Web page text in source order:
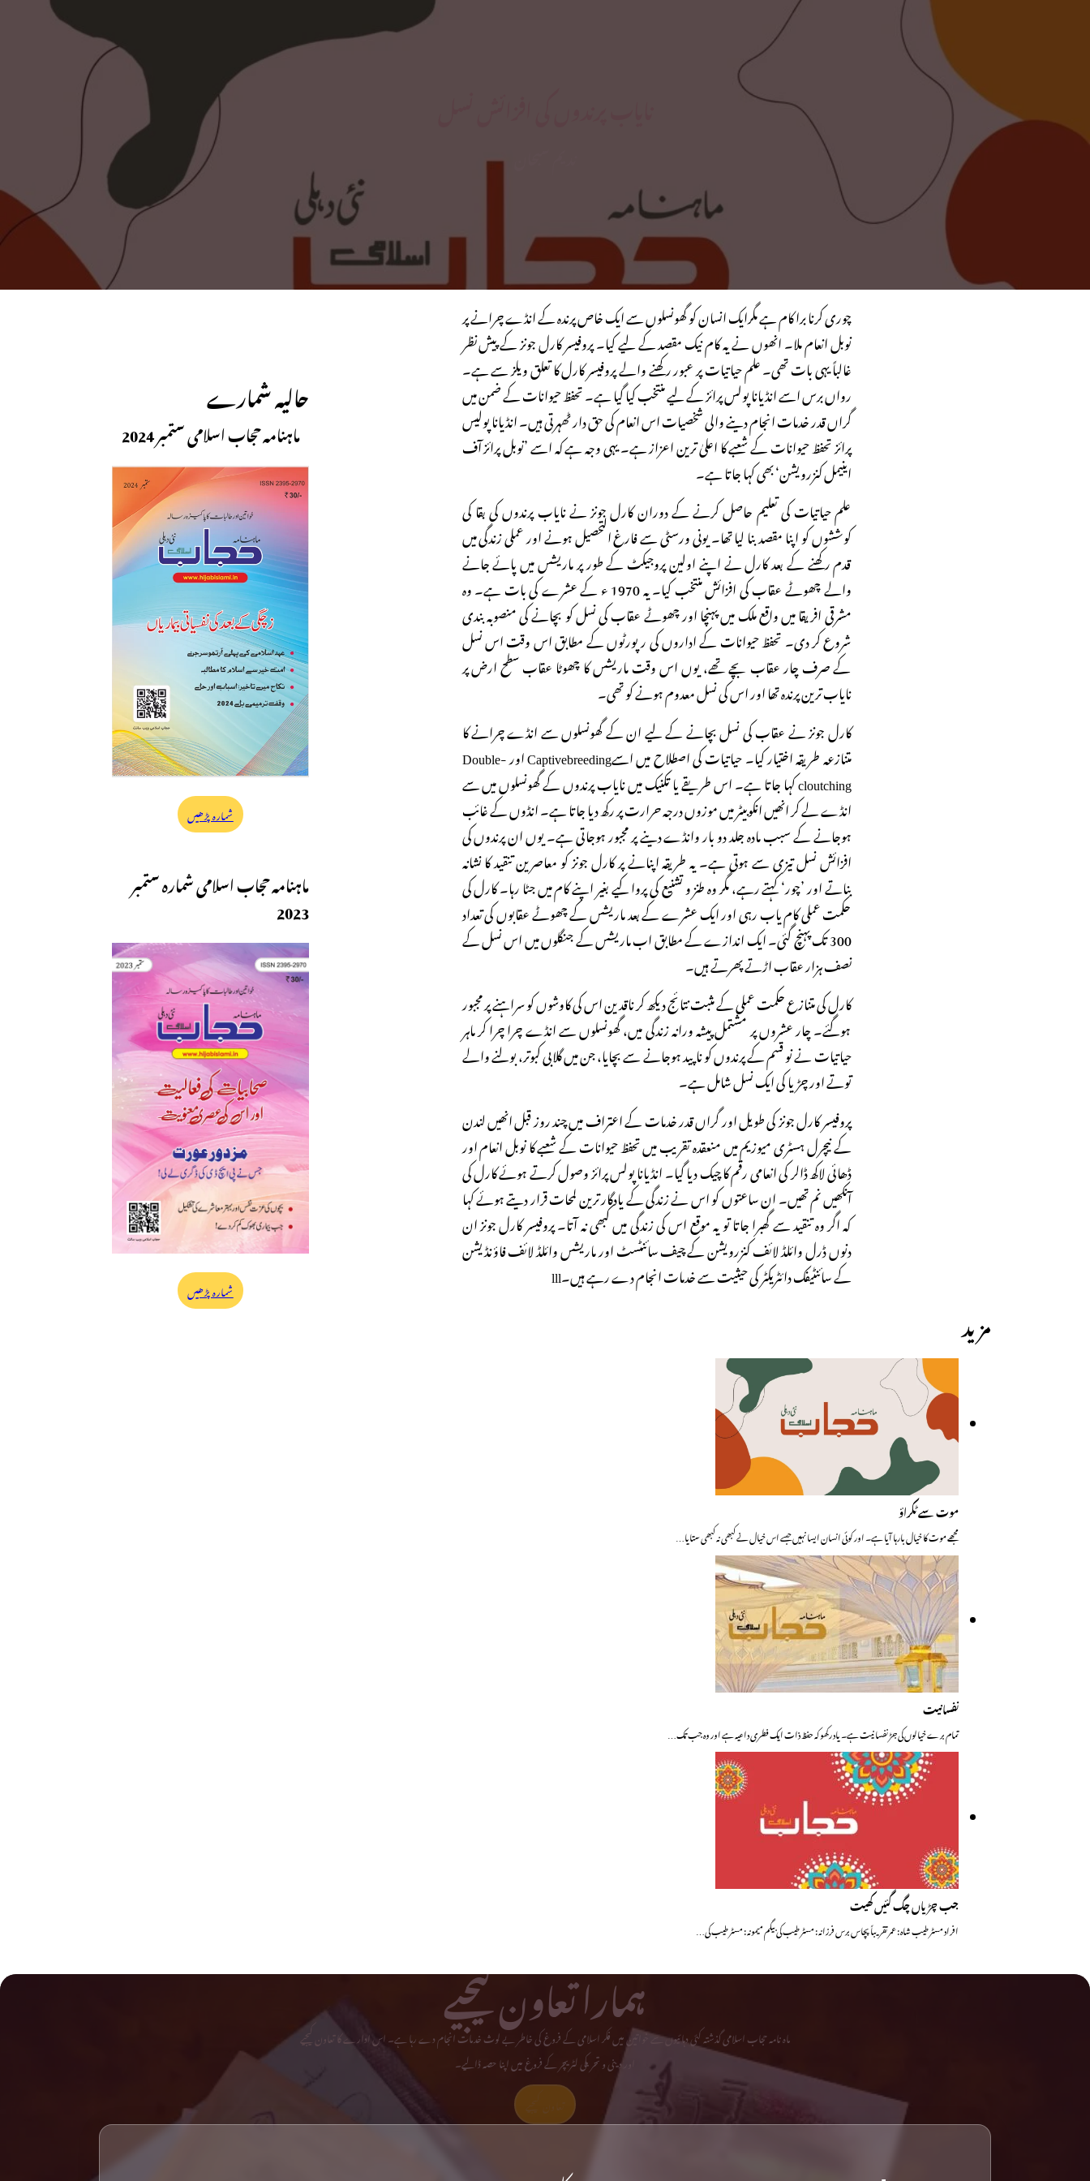
چوری کرنا برا کام ہے مگرایک انسان کو گھونسلوں سے ایک خاص پرندہ کے انڈے چرانے پر
نوبل انعام ملا۔ انھوں نے یہ کام نیک مقصد کے لیے کیا۔ پروفیسر کارل جونز کے پیش نظر
غالباً یہی بات تھی۔ علم حیاتیات پر عبور رکھنے والے پروفیسر کارل کا تعلق ویلز سے ہے۔
رواں برس اسے انڈیانا پولس پرائز کے لیے منتخب کیا گیا ہے۔ تحفظ حیوانات کے ضمن میں
گراں قدر خدمات انجام دینے والی شخصیات اس انعام کی حق دار ٹھہرتی ہیں۔ انڈیانا پولیس
پرائز تحفظ حیوانات کے شعبے کا اعلیٰ ترین اعزاز ہے۔ یہی وجہ ہے کہ اسے ’نوبل پرائز آف
اینیمل کنزرویشن‘ بھی کہا جاتا ہے۔
علم حیاتیات کی تعلیم حاصل کرنے کے دوران کارل جونز نے نایاب پرندوں کی بقا کی
کوششوں کو اپنا مقصد بنا لیا تھا۔ یونی ورسٹی سے فارغ التحصیل ہونے اور عملی زندگی میں
قدم رکھنے کے بعد کارل نے اپنے اولین پروجیکٹ کے طور پر ماریشس میں پائے جانے
والے چھوٹے عقاب کی افزائش منتخب کیا۔ یہ 1970 ء کے عشرے کی بات ہے۔ وہ
مشرقی افریقا میں واقع ملک میں پہنچا اور چھوٹے عقاب کی نسل کو بچانے کی منصوبہ بندی
شروع کر دی۔ تحفظ حیوانات کے اداروں کی رپورٹوں کے مطابق اس وقت اس نسل
کے صرف چار عقاب بچے تھے، یوں اس وقت ماریشس کا چھوٹا عقاب سطح ارض پر
نایاب ترین پرندہ تھا اور اس کی نسل معدوم ہونے کو تھی۔
کارل جونز نے عقاب کی نسل بچانے کے لیے ان کے گھونسلوں سے انڈے چرانے کا
متنازعہ طریقہ اختیار کیا۔ حیاتیات کی اصطلاح میں اسےCaptivebreeding اور Double-
cloutching کہا جاتا ہے۔ اس طریقے یا تکنیک میں نایاب پرندوں کے گھونسلوں میں سے
انڈے لے کر انھیں انکوبیٹر میں موزوں درجہ حرارت پر رکھ دیا جاتا ہے۔ انڈوں کے غائب
ہوجانے کے سبب مادہ جلد دو بار وانڈے دینے پر مجبور ہوجاتی ہے۔ یوں ان پرندوں کی
افزائش نسل تیزی سے ہوتی ہے۔ یہ طریقہ اپنانے پر کارل جونز کو معاصرین تنقید کا نشانہ
بناتے اور ’چور‘ کہتے رہے، مگر وہ طنز و تشنیع کی پروا کیے بغیر اپنے کام میں جٹا رہا۔ کارل کی
حکمت عملی کام یاب رہی اور ایک عشرے کے بعد ماریشس کے چھوٹے عقابوں کی تعداد
300 تک پہنچ گئی۔ ایک اندازے کے مطابق اب ماریشس کے جنگلوں میں اس نسل کے
نصف ہزار عقاب اڑتے پھرتے ہیں۔
کارل کی متنازع حکمت عملی کے مثبت نتائج دیکھ کر ناقدین اس کی کاوشوں کو سراہنے پر مجبور
ہوگئے۔ چار عشروں پر مشتمل پیشہ ورانہ زندگی میں، گھونسلوں سے انڈے چرا چرا کر ماہر
حیاتیات نے نو قسم کے پرندوں کو ناپید ہوجانے سے بچایا، جن میں گلابی کبوتر، بولنے والے
توتے اور چڑیا کی ایک نسل شامل ہے۔
پروفیسر کارل جونز کی طویل اور گراں قدر خدمات کے اعتراف میں چند روز قبل انھیں لندن
کے نیچرل ہسٹری میوزیم میں منعقدہ تقریب میں تحفظ حیوانات کے شعبے کا نوبل انعام اور
ڈھائی لاکھ ڈالر کی انعامی رقم کا چیک دیا گیا۔ انڈیانا پولس پرائز وصول کرتے ہوئے کارل کی
آنکھیں نم تھیں۔ ان ساعتوں کو اس نے زندگی کے یادگار ترین لمحات قرار دیتے ہوئے کہا
کہ اگر وہ تنقید سے گھبرا جاتا تو یہ موقع اس کی زندگی میں کبھی نہ آتا۔ پروفیسر کارل جونز ان
دنوں ڈرل وائلڈ لائف کنزرویشن کے چیف سائنٹسٹ اور ماریشس وائلڈ لائف فاؤنڈیشن
کے سائنٹیفک دائٹریکٹر کی حیثیت سے خدمات انجام دے رہے ہیں۔lll
مزید
موت سے ٹکراؤ
مجھے موت کا خیال بارہا آیا ہے۔ اور کوئی انسان ایسا نہیں جسے اس خیال نے کبھی نہ کبھی ستایا…
نفسانیت
تمام برے خیالوں کی جڑ نفسانیت ہے۔ یاد رکھو کہ حفظ ذات ایک فطری داعیہ ہے اور وہ جب تک…
جب چڑیاں چگ گئیں کھیت
افراد مسٹر طیب شاہ : عمر تقریباً پچاس برس فرزانہ : مسٹر طیب کی بیگم میمونہ : مسٹر طیب کی…
حالیہ شمارے
ماہنامہ حجاب اسلامی ستمبر 2024
شمارہ پڑھیں
ماہنامہ حجاب اسلامی شمارہ ستمبر
2023
شمارہ پڑھیں
ہمارا تعاون کیجیے
ماہ نامہ حجاب اسلامی گذشتہ کئی دہائیوں سے خواتین میں فکر اسلامی کے فروغ کی خاطر بے لوث خدمات انجام دے رہا ہے۔ اس ادارے کا تعاون کیجیے
اور دینی و تحریکی لٹریچر کے فروغ میں اپنا حصہ ڈالیے۔